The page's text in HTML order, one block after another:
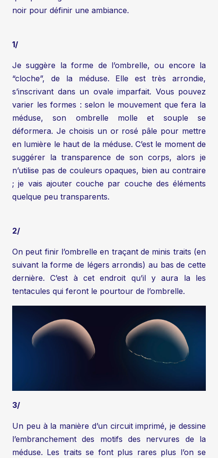
noir pour définir une ambiance.
1/
Je suggère la forme de l’ombrelle, ou encore la
“cloche”, de la méduse. Elle est très arrondie,
s’inscrivant dans un ovale imparfait. Vous pouvez
varier les formes : selon le mouvement que fera la
méduse, son ombrelle molle et souple se
déformera. Je choisis un or rosé pâle pour mettre
en lumière le haut de la méduse. C’est le moment de
suggérer la transparence de son corps, alors je
n’utilise pas de couleurs opaques, bien au contraire
; je vais ajouter couche par couche des éléments
quelque peu transparents.
2/
On peut finir l’ombrelle en traçant de minis traits (en
suivant la forme de légers arrondis) au bas de cette
dernière. C’est à cet endroit qu’il y aura la les
tentacules qui feront le pourtour de l’ombrelle.
3/
Un peu à la manière d’un circuit imprimé, je dessine
l’embranchement des motifs des nervures de la
méduse. Les traits se font plus rares plus l’on se